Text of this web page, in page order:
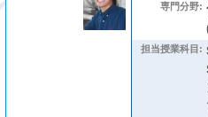
専門分野:
担当授業科目: